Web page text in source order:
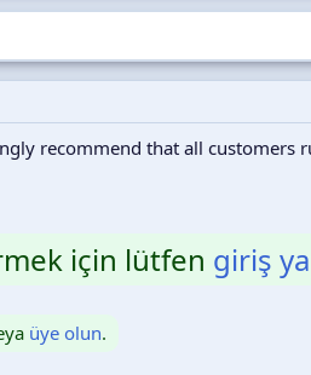
recommend that all customers
için lütfen giriş
üye olun.